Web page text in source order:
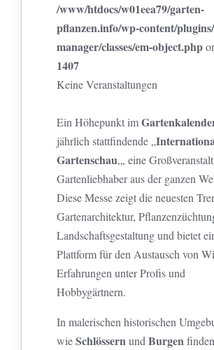
/www/htdocs/w01eea79/garten-
pflanzen.info/wp-content/
manager/classes/em-object.php
1407
Keine Veranstaltungen
Ein Höhepunkt im
jährlich stattfindende „
Gartenschau„, eine
Gartenliebhaber aus der ganzen
Diese Messe zeigt die neuesten
Gartenarchitektur,
Landschaftsgestaltung und bietet
Plattform für den Austausch von
Erfahrungen unter Profis und
Hobbygärtnern.
In malerischen historischen
wieSchlössernundBurgenfinden